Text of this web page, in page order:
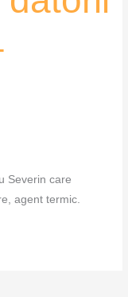
Severin care
agent termic.